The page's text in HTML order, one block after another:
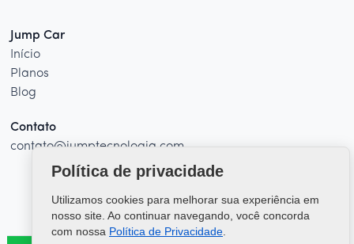
Jump Car
Início
Planos
Blog
Contato
contato@jumptecnologia.com
Política de privacidade
Utilizamos cookies para melhorar sua experiência em
nosso site. Ao continuar navegando, você concorda
com nossa Política de Privacidade